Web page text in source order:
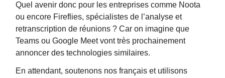
Quel avenir donc pour les entreprises comme Noota
ou encore Fireflies, spécialistes de l’analyse et
retranscription de réunions ? Car on imagine que
Teams ou Google Meet vont très prochainement
annoncer des technologies similaires.
En attendant, soutenons nos français et utilisons